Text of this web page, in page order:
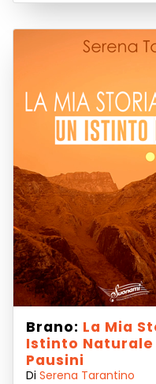
Brano: La Mia
Istinto
Pausini
Di Serena Tarantino